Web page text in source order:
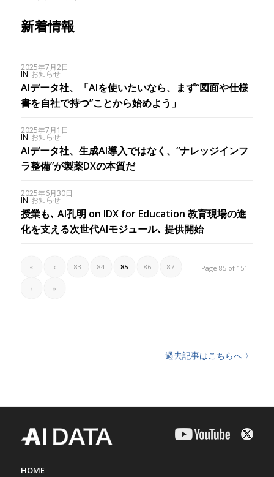
新着情報
2025年7月2日
IN お知らせ
AIデータ社、「AIを使いたいなら、まず“図面や仕様
書を自社で持つ”ことから始めよう」
2025年7月1日
IN お知らせ
AIデータ社、生成AI導入ではなく、“ナレッジインフ
ラ整備”が製薬DXの本質だ
2025年6月30日
IN お知らせ
授業も､ AI孔明 on IDX for Education 教育現場の進
化を支える次世代AIモジュール､ 提供開始
Page 85 of 151
« ‹ 83 84 85 86 87
› »
過去記事はこちらへ 〉
HOME